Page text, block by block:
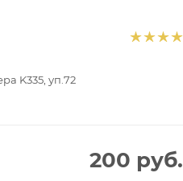
K335, уп.72
200 руб.